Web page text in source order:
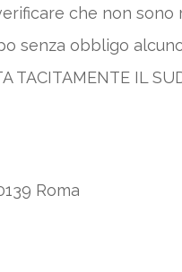
che non
senza obbligo
TACITAMENTE IL
Roma